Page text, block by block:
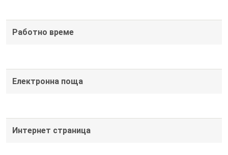
Работно време
Електронна поща
Интернет страница